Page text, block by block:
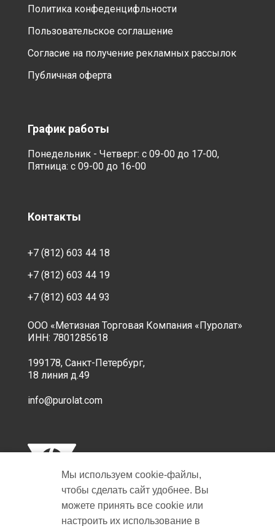
Политика конфеденцифльности
Пользовательское соглашение
Согласие на получение рекламных рассылок
Публичная оферта
График работы
Понедельник - Четверг: с 09-00 до 17-00,
Пятница: с 09-00 до 16-00
Контакты
+7 (812) 603 44 18
+7 (812) 603 44 19
+7 (812) 603 44 93
ООО «Метизная Торговая Компания «Пуролат»
ИНН: 7801285618
199178, Санкт-Петербург,
18 линия д.49
info@purolat.com
Мы используем cookie‑файлы,
чтобы сделать сайт удобнее. Вы
можете принять все cookie или
настроить их использование в